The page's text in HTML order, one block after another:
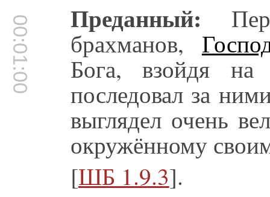
00:01:00 Преданный:
брахманов,
Бога, взойдя
последовал за
выглядел очень
окружённому
[ШБ 1.9.3].